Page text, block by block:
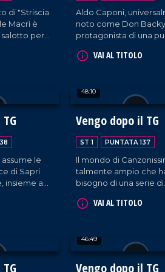
di "Striscia
Macrì è
per
radio ai
Aldo Caponi,
noto come Don Backy,
protagonista di una
musica e all'arte.
VAI AL TITOLO
le
di Sapri
insieme a
le ultime
48:10
Vengo dopo il TG
ST 1 PUNTATA 137
Il mondo di
talmente ampio che
bisogno di una serie di
questo proposito,
Mastroianni. Spazio
un'interessante
Federico Bria,
VAI AL TITOLO
46:49
Vengo dopo il TG